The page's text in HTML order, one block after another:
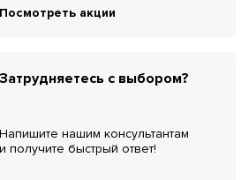
Посмотреть акции
Затрудняетесь с выбором?
Напишите нашим консультантам
и получите быстрый ответ!